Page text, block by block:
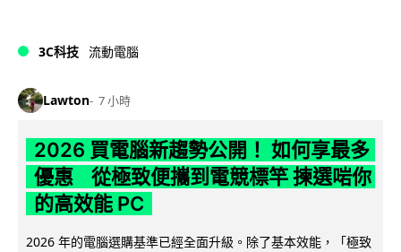
3C科技 流動電腦
Lawton 7 小時
2026 買電腦新趨勢公開！ 如何享最多
優惠 從極致便攜到電競標竿 揀選啱你
的高效能 PC
2026 年的電腦選購基準已經全面升級。除了基本效能，「極致